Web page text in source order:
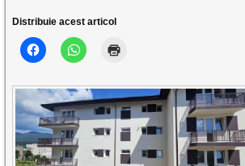
Distribuie acest articol